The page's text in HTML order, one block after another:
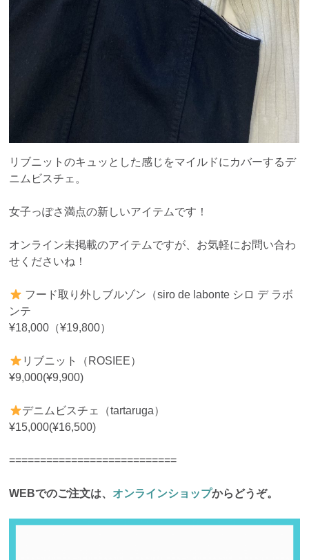
リブニットのキュッとした感じをマイルドにカバーするデ
ニムビスチェ。
女子っぽさ満点の新しいアイテムです！
オンライン未掲載のアイテムですが、お気軽にお問い合わ
せくださいね！
フード取り外しブルゾン（siro de labonte シロ デ ラボ
ンテ
¥18,000（¥19,800）
リブニット（ROSIEE）
¥9,000(¥9,900)
デニムビスチェ（tartaruga）
¥15,000(¥16,500)
===========================
WEBでのご注文は、 オンラインショップからどうぞ。